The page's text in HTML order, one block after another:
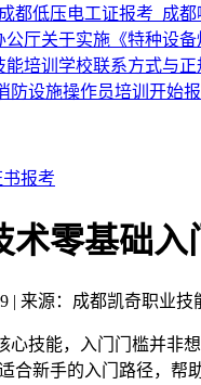
都低压电工证报考_成
公厅关于实施《特种设
能培训学校联系方式与
防设施操作员培训开始
报考
术零基础
| 来源： 成都凯奇职业技
技能，入门门槛并非想
合新手的入门路径，帮